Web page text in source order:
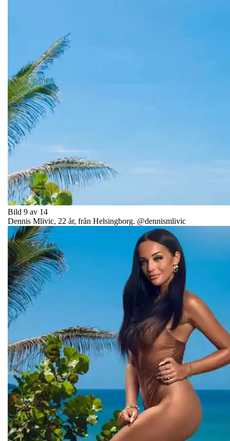
Bild 9 av 14
Dennis Mlivic, 22 år, från Helsingborg. @dennismlivic